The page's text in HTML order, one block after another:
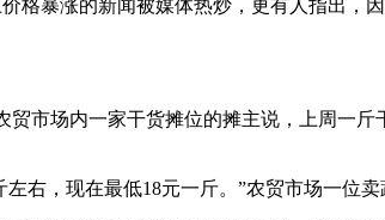
暴涨的新闻被媒体热炒，更有人指出，
市场内一家干货摊位的摊主说，上周一
右，现在最低18元一斤。”农贸市场一位卖